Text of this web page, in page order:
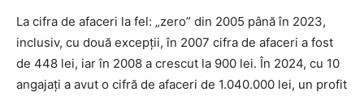
La cifra de afaceri la fel: „zero” din 2005 până în 2023,
inclusiv, cu două excepții, în 2007 cifra de afaceri a fost
de 448 lei, iar în 2008 a crescut la 900 lei. În 2024, cu 10
angajați a avut o cifră de afaceri de 1.040.000 lei, un profit